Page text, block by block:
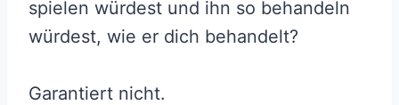
spielen würdest und ihn so behandeln
würdest, wie er dich behandelt?
Garantiert nicht.